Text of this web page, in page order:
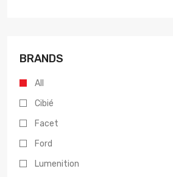
BRANDS
All
Cibié
Facet
Ford
Lumenition